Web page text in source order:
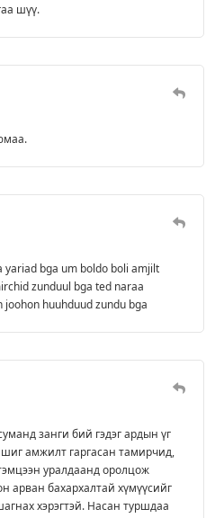
шүү.
yariad bga um boldo boli amjilt
zunduul bga ted naraa
joohon huuhduud zundu bga
занги бий гэдэг ардын үг
амжилт гаргасан тамирчид,
уралдаанд оролцож
арван бахархалтай хүмүүсийг
хэрэгтэй. Насан туршдаа